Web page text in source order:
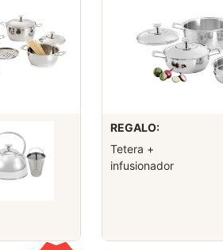
REGALO:
Tetera +
infusionador